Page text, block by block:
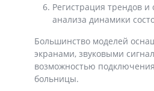
Регистрация трендов и
анализа динамики
Большинство моделей
экранами, звуковыми
возможностью
больницы.